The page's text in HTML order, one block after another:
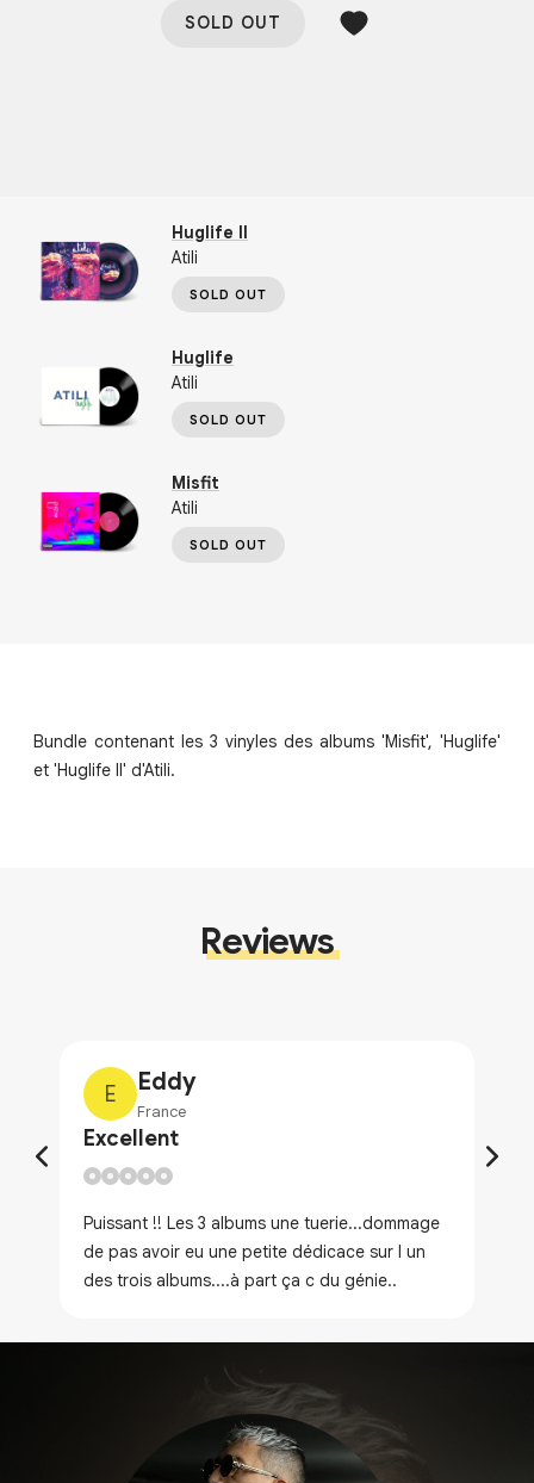
SOLD OUT
Huglife II
Atili
SOLD OUT
Huglife
Atili
SOLD OUT
Misfit
Atili
SOLD OUT
Bundle contenant les 3 vinyles des albums 'Misfit', 'Huglife'
et 'Huglife II' d'Atili.
Reviews
E Eddy
France
Excellent
Puissant !! Les 3 albums une tuerie...dommage
de pas avoir eu une petite dédicace sur l un
des trois albums....à part ça c du génie..